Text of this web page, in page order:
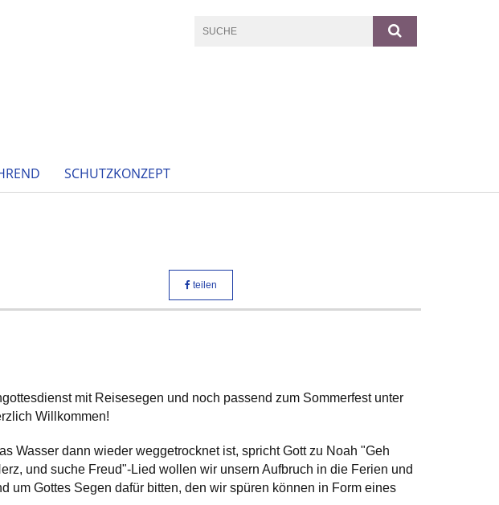
SCHUTZKONZEPT
teilen
mit Reisesegen und noch passend zum Sommerfest unter
Willkommen!
Wasser dann wieder weggetrocknet ist, spricht Gott zu Noah "Geh
und suche Freud"-Lied wollen wir unsern Aufbruch in die Ferien und
um Gottes Segen dafür bitten, den wir spüren können in Form eines